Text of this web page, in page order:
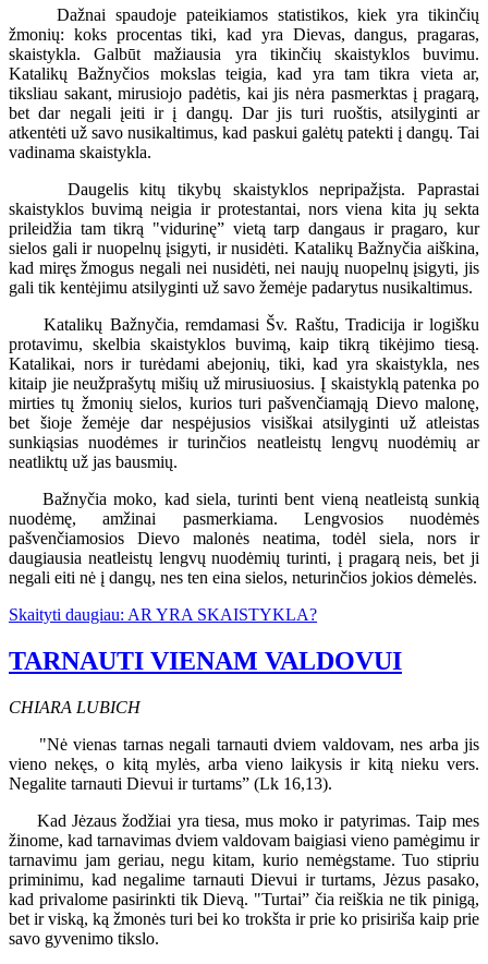
Dažnai spaudoje pateikiamos statistikos, kiek yra tikinčių
žmonių: koks procentas tiki, kad yra Dievas, dangus, pragaras,
skaistykla. Galbūt mažiausia yra tikinčių skaistyklos buvimu.
Katalikų Bažnyčios mokslas teigia, kad yra tam tikra vieta ar,
tiksliau sakant, mirusiojo padėtis, kai jis nėra pasmerktas į pragarą,
bet dar negali įeiti ir į dangų. Dar jis turi ruoštis, atsilyginti ar
atkentėti už savo nusikaltimus, kad paskui galėtų patekti į dangų. Tai
vadinama skaistykla.
Daugelis kitų tikybų skaistyklos nepripažįsta. Paprastai
skaistyklos buvimą neigia ir protestantai, nors viena kita jų sekta
prileidžia tam tikrą "vidurinę” vietą tarp dangaus ir pragaro, kur
sielos gali ir nuopelnų įsigyti, ir nusidėti. Katalikų Bažnyčia aiškina,
kad miręs žmogus negali nei nusidėti, nei naujų nuopelnų įsigyti, jis
gali tik kentėjimu atsilyginti už savo žemėje padarytus nusikaltimus.
Katalikų Bažnyčia, remdamasi Šv. Raštu, Tradicija ir logišku
protavimu, skelbia skaistyklos buvimą, kaip tikrą tikėjimo tiesą.
Katalikai, nors ir turėdami abejonių, tiki, kad yra skaistykla, nes
kitaip jie neužprašytų mišių už mirusiuosius. Į skaistyklą patenka po
mirties tų žmonių sielos, kurios turi pašvenčiamąją Dievo malonę,
bet šioje žemėje dar nespėjusios visiškai atsilyginti už atleistas
sunkiąsias nuodėmes ir turinčios neatleistų lengvų nuodėmių ar
neatliktų už jas bausmių.
Bažnyčia moko, kad siela, turinti bent vieną neatleistą sunkią
nuodėmę, amžinai pasmerkiama. Lengvosios nuodėmės
pašvenčiamosios Dievo malonės neatima, todėl siela, nors ir
daugiausia neatleistų lengvų nuodėmių turinti, į pragarą neis, bet ji
negali eiti nė į dangų, nes ten eina sielos, neturinčios jokios dėmelės.
Skaityti daugiau: AR YRA SKAISTYKLA?
TARNAUTI VIENAM VALDOVUI
CHIARA LUBICH
"Nė vienas tarnas negali tarnauti dviem valdovam, nes arba jis
vieno nekęs, o kitą mylės, arba vieno laikysis ir kitą nieku vers.
Negalite tarnauti Dievui ir turtams” (Lk 16,13).
Kad Jėzaus žodžiai yra tiesa, mus moko ir patyrimas. Taip mes
žinome, kad tarnavimas dviem valdovam baigiasi vieno pamėgimu ir
tarnavimu jam geriau, negu kitam, kurio nemėgstame. Tuo stipriu
priminimu, kad negalime tarnauti Dievui ir turtams, Jėzus pasako,
kad privalome pasirinkti tik Dievą. "Turtai” čia reiškia ne tik pinigą,
bet ir viską, ką žmonės turi bei ko trokšta ir prie ko prisiriša kaip prie
savo gyvenimo tikslo.